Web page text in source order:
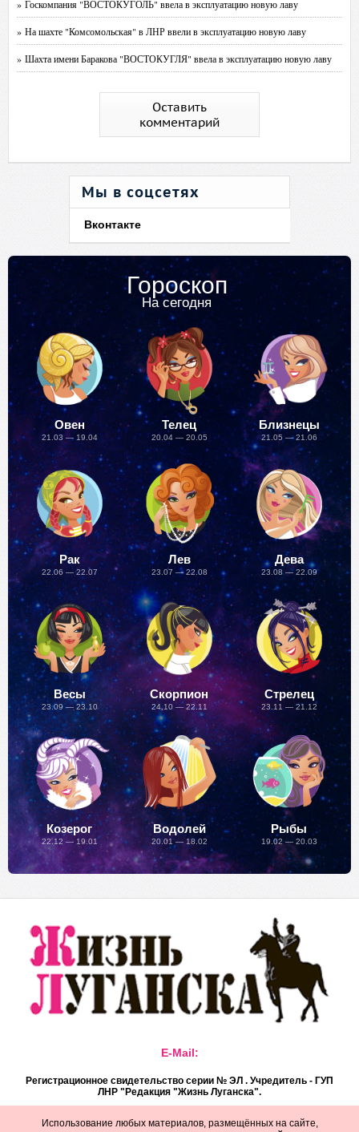
» Госкомпания "ВОСТОКУГОЛЬ" ввела в эксплуатацию новую лаву
» На шахте "Комсомольская" в ЛНР ввели в эксплуатацию новую лаву
» Шахта имени Баракова "ВОСТОКУГЛЯ" ввела в эксплуатацию новую лаву
Оставить
комментарий
Мы в соцсетях
Вконтакте
Гороскоп
На сегодня
Овен
21.03 — 19.04
Телец
20.04 — 20.05
Близнецы
21.05 — 21.06
Рак
22.06 — 22.07
Лев
23.07 — 22.08
Дева
23.08 — 22.09
Весы
23.09 — 23.10
Скорпион
24.10 — 22.11
Стрелец
23.11 — 21.12
Козерог
22.12 — 19.01
Водолей
20.01 — 18.02
Рыбы
19.02 — 20.03
E-Mail:
Регистрационное свидетельство серии № ЭЛ . Учредитель - ГУП
ЛНР "Редакция "Жизнь Луганска".
Использование любых материалов, размещённых на сайте,